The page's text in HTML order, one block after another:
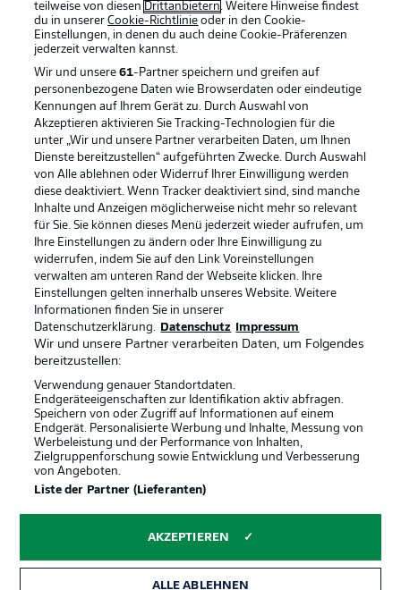
Rechtliche Hinweise Voreinstellungen verwalten
Datenschutz Nutzungsbedingungen
Kontakt Jobs
Impressum Partner
Spieler Liveticker
AGB
© 2026 Bundesliga-Gruppe GmbH
Sprachauswahl
teilweise von diesen Drittanbietern. Weitere Hinweise findest
du in unsererCookie-Richtlinie oder in den Cookie-
Einstellungen, in denen du auch deine Cookie-Präferenzen
jederzeit verwalten kannst.
Wir und unsere61-Partner speichern und greifen auf
personenbezogene Daten wie Browserdaten oder eindeutige
Kennungen auf Ihrem Gerät zu. Durch Auswahl von
Akzeptieren aktivieren Sie Tracking-Technologien für die
unter „Wir und unsere Partner verarbeiten Daten, um Ihnen
Dienste bereitzustellen“ aufgeführten Zwecke. Durch Auswahl
von Alle ablehnen oder Widerruf Ihrer Einwilligung werden
diese deaktiviert. Wenn Tracker deaktiviert sind, sind manche
Inhalte und Anzeigen möglicherweise nicht mehr so relevant
für Sie. Sie können dieses Menü jederzeit wieder aufrufen, um
Ihre Einstellungen zu ändern oder Ihre Einwilligung zu
widerrufen, indem Sie auf den Link Voreinstellungen
verwalten am unteren Rand der Webseite klicken. Ihre
Einstellungen gelten innerhalb unseres Website. Weitere
Informationen finden Sie in unserer
Datenschutzerklärung.
Datenschutz Impressum
Wir und unsere Partner verarbeiten Daten, um Folgendes
bereitzustellen:
Verwendung genauer Standortdaten.
Endgeräteeigenschaften zur Identifikation aktiv abfragen.
Speichern von oder Zugriff auf Informationen auf einem
Endgerät. Personalisierte Werbung und Inhalte, Messung von
Werbeleistung und der Performance von Inhalten,
Zielgruppenforschung sowie Entwicklung und Verbesserung
von Angeboten.
Liste der Partner (Lieferanten)
AKZEPTIEREN
ALLE ABLEHNEN